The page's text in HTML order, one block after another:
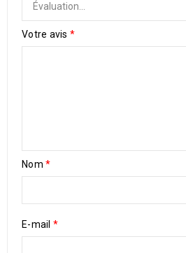
Votre avis *
Nom *
E-mail *